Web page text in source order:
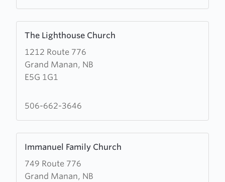
The Lighthouse Church
1212 Route 776
Grand Manan, NB
E5G 1G1
more
about
The
Lighthouse
506-662-3646
Immanuel Family Church
749 Route 776
Grand Manan, NB
more
about
Immanuel